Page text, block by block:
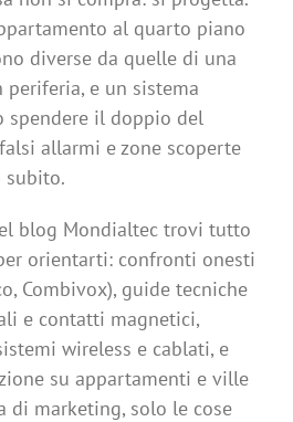
al quarto piano
diverse da quelle di una
e un sistema
spendere il doppio del
allarmi e zone scoperte
subito.
blog Mondialtec trovi tutto
orientarti: confronti onesti
Combivox), guide tecniche
e contatti magnetici,
wireless e cablati, e
su appartamenti e ville
di marketing, solo le cose